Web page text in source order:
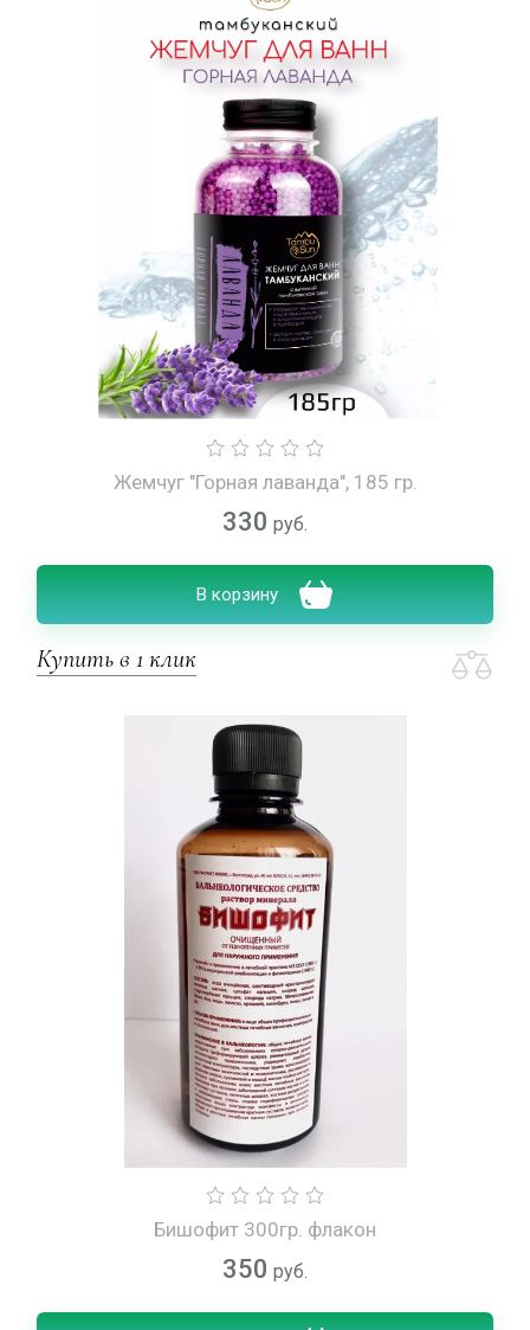
Жемчуг "Горная лаванда", 185 гр.
330 руб.
В корзину
Купить в 1 клик
Бишофит 300гр. флакон
350 руб.